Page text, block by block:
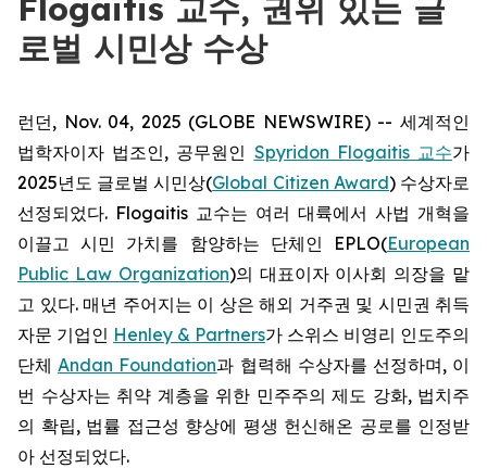
Flogaitis 교수, 권위 있는 글
로벌 시민상 수상
런던, Nov. 04, 2025 (GLOBE NEWSWIRE) -- 세계적인
법학자이자 법조인, 공무원인 Spyridon Flogaitis 교수가
2025년도 글로벌 시민상(Global Citizen Award) 수상자로
선정되었다. Flogaitis 교수는 여러 대륙에서 사법 개혁을
이끌고 시민 가치를 함양하는 단체인 EPLO(European
Public Law Organization)의 대표이자 이사회 의장을 맡
고 있다. 매년 주어지는 이 상은 해외 거주권 및 시민권 취득
자문 기업인 Henley & Partners가 스위스 비영리 인도주의
단체Andan Foundation과 협력해 수상자를 선정하며, 이
번 수상자는 취약 계층을 위한 민주주의 제도 강화, 법치주
의 확립, 법률 접근성 향상에 평생 헌신해온 공로를 인정받
아 선정되었다.